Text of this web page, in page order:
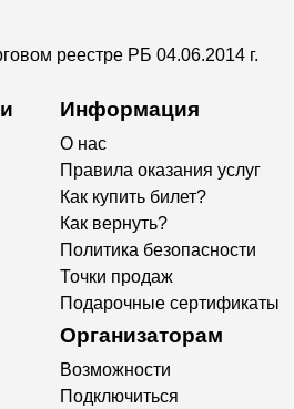
реестре РБ 04.06.2014 г.
Информация
О нас
Правила оказания услуг
Как купить билет?
Как вернуть?
Политика безопасности
Точки продаж
Подарочные сертификаты
Организаторам
Возможности
Подключиться